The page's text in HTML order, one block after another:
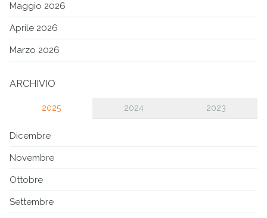
Maggio 2026
Aprile 2026
Marzo 2026
ARCHIVIO
2025 2024 2023
Dicembre
Novembre
Ottobre
Settembre